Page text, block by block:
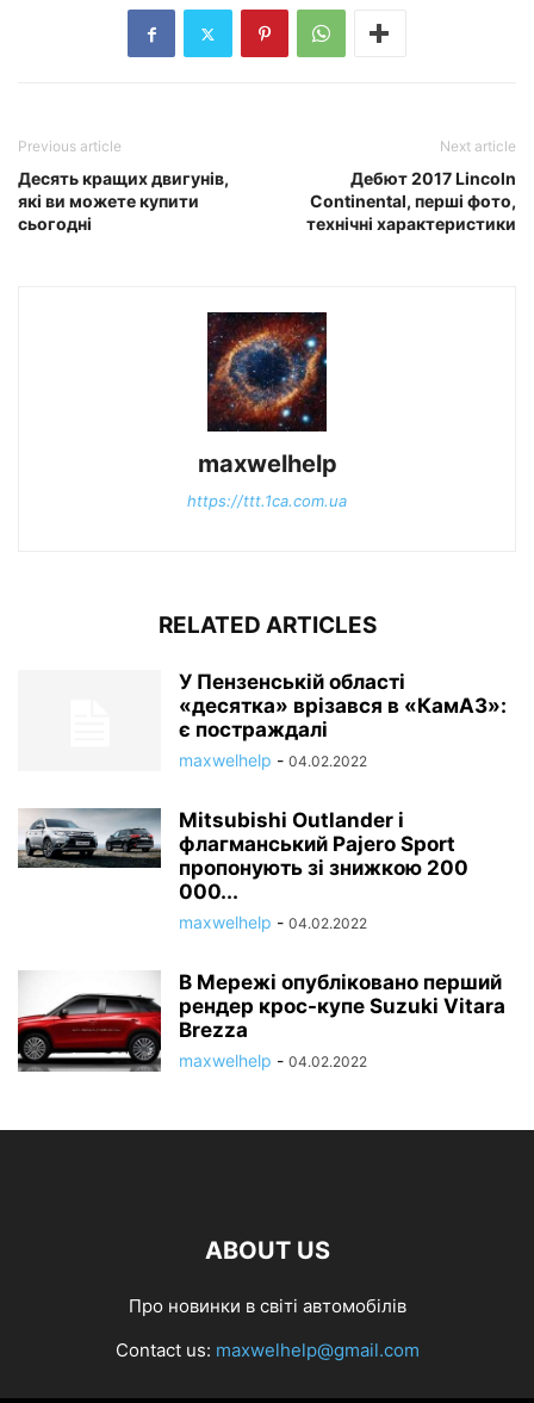
Previous article
Десять кращих двигунів,
які ви можете купити
сьогодні
Next article
Дебют 2017 Lincoln
Continental, перші фото,
технічні характеристики
maxwelhelp
https://ttt.1ca.com.ua
RELATED ARTICLES
У Пензенській області
«десятка» врізався в «КамАЗ»:
є постраждалі
maxwelhelp - 04.02.2022
Mitsubishi Outlander і
флагманський Pajero Sport
пропонують зі знижкою 200
000...
maxwelhelp - 04.02.2022
В Мережі опубліковано перший
рендер крос-купе Suzuki Vitara
Brezza
maxwelhelp - 04.02.2022
ABOUT US
Про новинки в світі автомобілів
Contact us: maxwelhelp@gmail.com